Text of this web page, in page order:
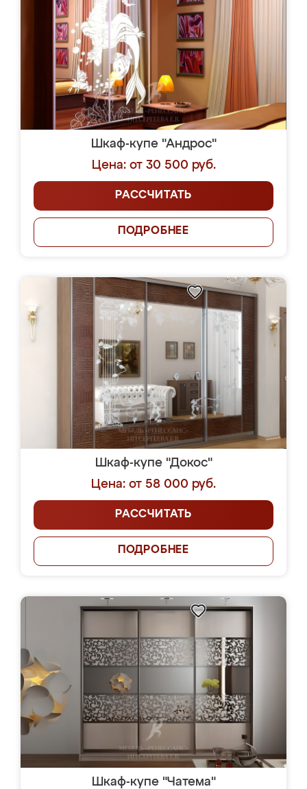
Шкаф-купе "Андрос"
Цена: от 30 500 руб.
РАССЧИТАТЬ
ПОДРОБНЕЕ
Шкаф-купе "Докос"
Цена: от 58 000 руб.
РАССЧИТАТЬ
ПОДРОБНЕЕ
Шкаф-купе "Чатема"